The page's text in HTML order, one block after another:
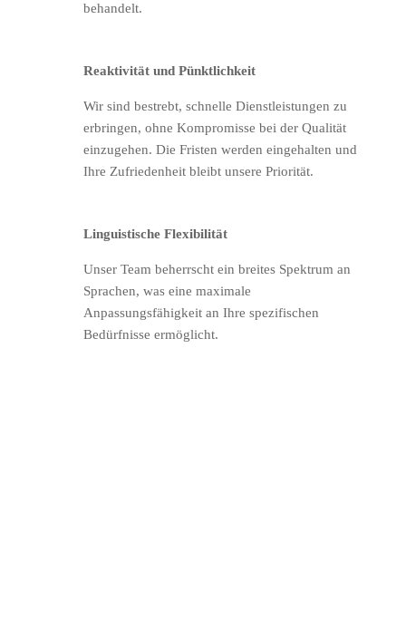
behandelt.
Reaktivität und Pünktlichkeit
Wir sind bestrebt, schnelle Dienstleistungen zu
erbringen, ohne Kompromisse bei der Qualität
einzugehen. Die Fristen werden eingehalten und
Ihre Zufriedenheit bleibt unsere Priorität.
Linguistische Flexibilität
Unser Team beherrscht ein breites Spektrum an
Sprachen, was eine maximale
Anpassungsfähigkeit an Ihre spezifischen
Bedürfnisse ermöglicht.